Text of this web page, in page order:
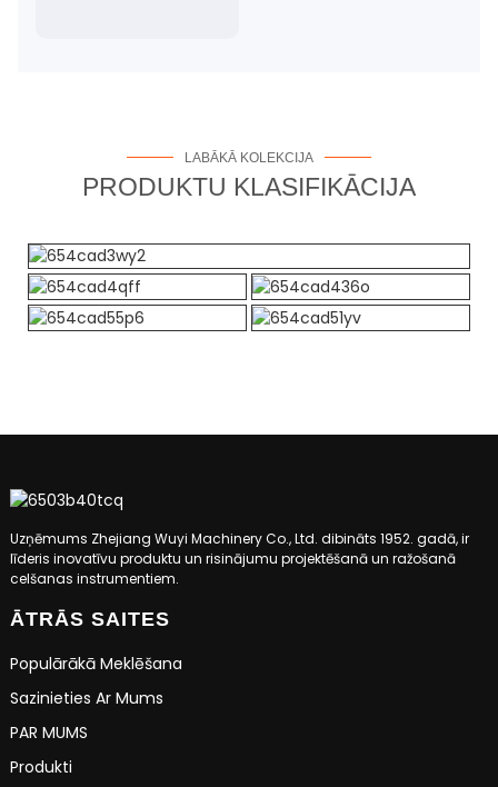
LABĀKĀ KOLEKCIJA
PRODUKTU KLASIFIKĀCIJA
Uzņēmums Zhejiang Wuyi Machinery Co., Ltd. dibināts 1952. gadā, ir
līderis inovatīvu produktu un risinājumu projektēšanā un ražošanā
celšanas instrumentiem.
ĀTRĀS SAITES
Populārākā Meklēšana
Sazinieties Ar Mums
PAR MUMS
Produkti